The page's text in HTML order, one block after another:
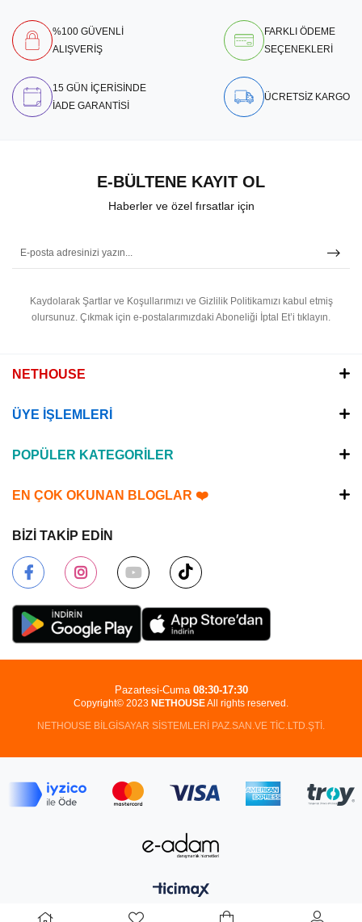
%100 GÜVENLİ
ALIŞVERİŞ
FARKLI ÖDEME
SEÇENEKLERİ
15 GÜN İÇERİSİNDE
İADE GARANTİSİ
ÜCRETSİZ KARGO
E-BÜLTENE KAYIT OL
Haberler ve özel fırsatlar için
Kaydolarak Şartlar ve Koşullarımızı ve Gizlilik Politikamızı kabul etmiş
olursunuz. Çıkmak için e-postalarımızdaki Aboneliği İptal Et’i tıklayın.
NETHOUSE
ÜYE İŞLEMLERİ
POPÜLER KATEGORİLER
EN ÇOK OKUNAN BLOGLAR ❤️
BİZİ TAKİP EDİN
Copyright© 2023 NETHOUSEAll rights reserved.
NETHOUSE BİLGİSAYAR SİSTEMLERİ PAZ.SAN.VE TİC.LTD.ŞTİ.
Pazartesi-Cuma 08:30-17:30